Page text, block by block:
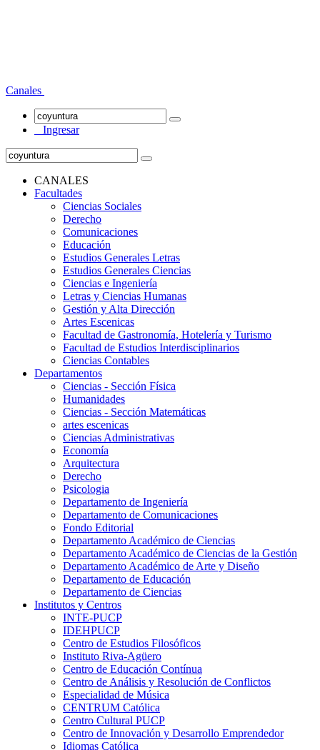
Canales
Ingresar
CANALES
Facultades
Ciencias Sociales
Derecho
Comunicaciones
Educación
Estudios Generales Letras
Estudios Generales Ciencias
Ciencias e Ingeniería
Letras y Ciencias Humanas
Gestión y Alta Dirección
Artes Escenicas
Facultad de Gastronomía, Hotelería y Turismo
Facultad de Estudios Interdisciplinarios
Ciencias Contables
Departamentos
Ciencias - Sección Física
Humanidades
Ciencias - Sección Matemáticas
artes escenicas
Ciencias Administrativas
Economía
Arquitectura
Derecho
Psicologia
Departamento de Ingeniería
Departamento de Comunicaciones
Fondo Editorial
Departamento Académico de Ciencias
Departamento Académico de Ciencias de la Gestión
Departamento Académico de Arte y Diseño
Departamento de Educación
Departamento de Ciencias
Institutos y Centros
INTE-PUCP
IDEHPUCP
Centro de Estudios Filosóficos
Instituto Riva-Agüero
Centro de Educación Contínua
Centro de Análisis y Resolución de Conflictos
Especialidad de Música
CENTRUM Católica
Centro Cultural PUCP
Centro de Innovación y Desarrollo Emprendedor
Idiomas Católica